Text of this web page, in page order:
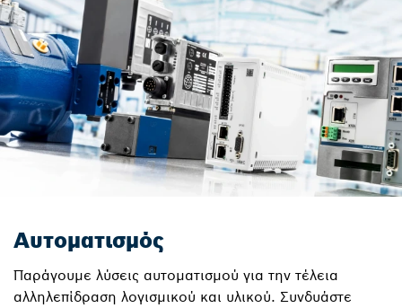
Αυτοματισμός
Παράγουμε λύσεις αυτοματισμού για την τέλεια
αλληλεπίδραση λογισμικού και υλικού. Συνδυάστε